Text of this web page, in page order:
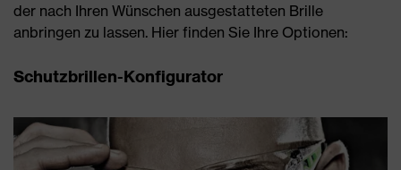
der nach Ihren Wünschen ausgestatteten Brille
anbringen zu lassen. Hier finden Sie Ihre Optionen:
Schutzbrillen-Konfigurator